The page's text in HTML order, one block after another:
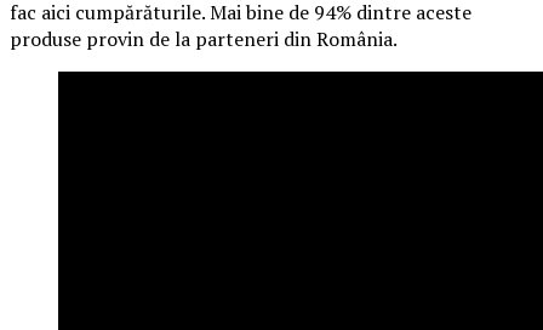
fac aici cumpărăturile. Mai bine de 94% dintre aceste
produse provin de la parteneri din România.